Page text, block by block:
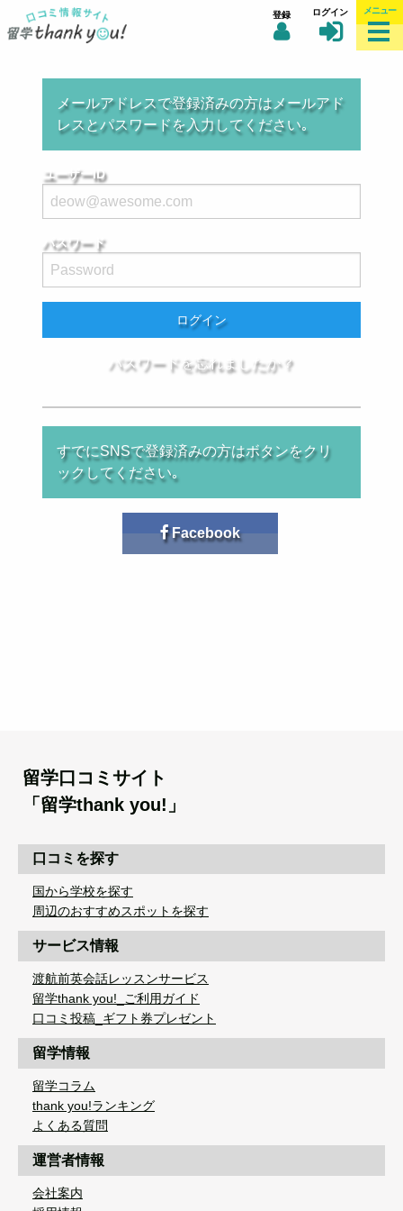
登録 ログイン メニュー
メールアドレスで登録済みの方はメールアド
レスとパスワードを入力してください｡
ユーザーID
パスワード
ログイン
パスワードを忘れましたか？
すでにSNSで登録済みの方はボタンをクリ
ックしてください｡
Facebook
留学口コミサイト
「留学thank you!」
口コミを探す
国から学校を探す
周辺のおすすめスポットを探す
サービス情報
渡航前英会話レッスンサービス
留学thank you!_ご利用ガイド
口コミ投稿_ギフト券プレゼント
留学情報
留学コラム
thank you!ランキング
よくある質問
運営者情報
会社案内